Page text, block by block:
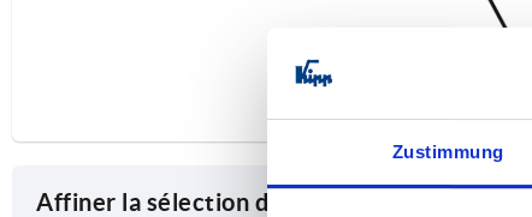
Zustimmung
Affiner la sélection des articles